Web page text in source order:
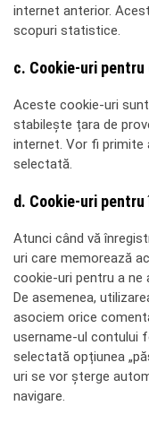
internet anterior.
scopuri statistice.
c. Cookie-uri
Aceste cookie-uri
stabilește țara de
internet. Vor fi primite
selectată.
d. Cookie-uri
Atunci când vă
uri care memorează
cookie-uri pentru a
De asemenea,
asociem orice
username-ul contului
selectată opțiunea
uri se vor șterge
navigare.